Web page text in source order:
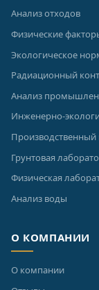
Анализ отходов
Физические
Экологическое
Радиационный
Анализ
Инженерно-
Производственный
Грунтовая
Физическая
Анализ воды
О КОМПАНИИ
О компании